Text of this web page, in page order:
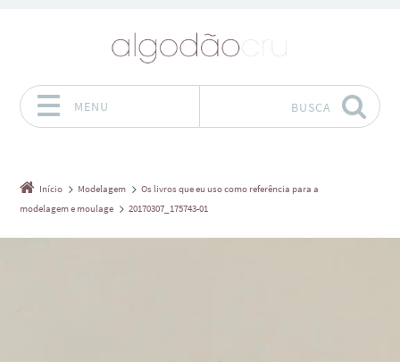
MENU BUSCA
Início Modelagem
Os livros que eu uso como referência para a
modelagem e moulage
20170307_175743-01